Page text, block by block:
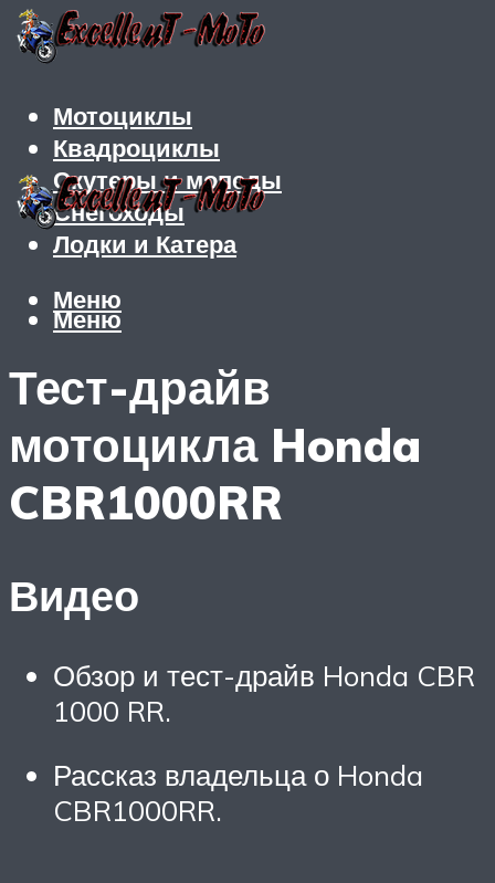
Мотоциклы
Квадроциклы
Скутеры и мопеды
Снегоходы
Лодки и Катера
Меню
Меню
Тест-драйв
мотоцикла Honda
CBR1000RR
Видео
Обзор и тест-драйв Honda CBR
1000 RR.
Рассказ владельца о Honda
CBR1000RR.